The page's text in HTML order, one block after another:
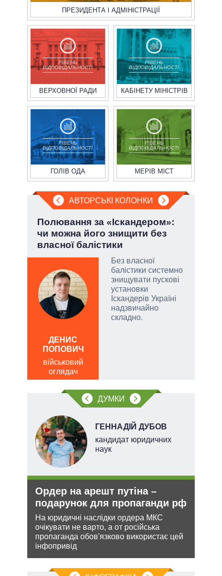
ПРЕЗИДЕНТА І АДМІНІСТРАЦІЇ
РІВЕНЬ
ВІДПОВІДАЛЬНОСТІ
ВЕРХОВНОЇ РАДИ
РІВЕНЬ
ВІДПОВІДАЛЬНОСТІ
КАБІНЕТУ МІНІСТРІВ
РІВЕНЬ
ВІДПОВІДАЛЬНОСТІ
ГОЛІВ ОДА
РІВЕНЬ
ВІДПОВІДАЛЬНОСТІ
МЕРІВ МІСТ
АВТОРСЬКІ КОЛОНКИ
Полювання за «Іскандером»:
чи можна його знищити без
власної балістики
Без власної
балістики системно
знищувати пускові
установки
Іскандерів Україні
надзвичайно
складно.
ДЕНИС
ПОПОВИЧ
військовий
оглядач
ДУМКИ
ГЕННАДІЙ ДУБОВ
кандидат юридичних
наук
Ордер на арешт путіна –
подарунок для пропаганди рф
На юридичні наслідки ордера МКС
очікувати не варто, а от російська
пропаганда обов'язково використає цей
інфопривід